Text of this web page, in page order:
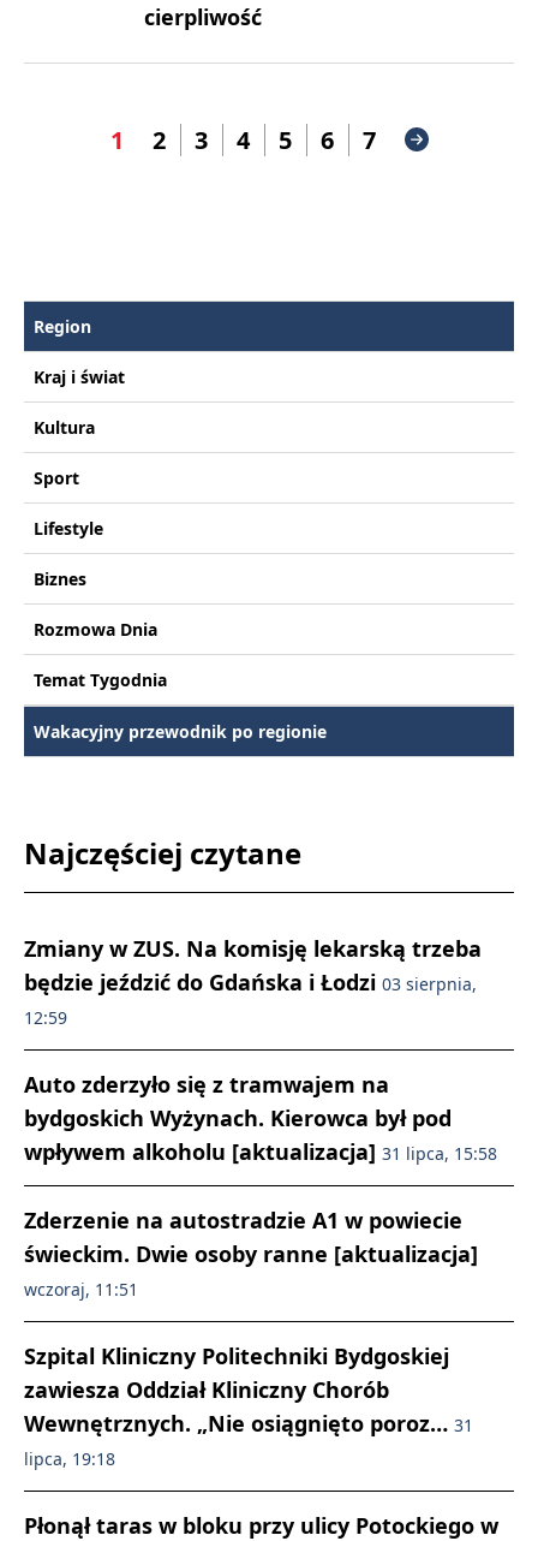
cierpliwość
1 2 3 4 5 6 7
Region
Kraj i świat
Kultura
Sport
Lifestyle
Biznes
Rozmowa Dnia
Temat Tygodnia
Wakacyjny przewodnik po regionie
Najczęściej czytane
Zmiany w ZUS. Na komisję lekarską trzeba
będzie jeździć do Gdańska i Łodzi 03 sierpnia,
12:59
Auto zderzyło się z tramwajem na
bydgoskich Wyżynach. Kierowca był pod
wpływem alkoholu [aktualizacja] 31 lipca, 15:58
Zderzenie na autostradzie A1 w powiecie
świeckim. Dwie osoby ranne [aktualizacja]
wczoraj, 11:51
Szpital Kliniczny Politechniki Bydgoskiej
zawiesza Oddział Kliniczny Chorób
Wewnętrznych. „Nie osiągnięto poroz… 31
lipca, 19:18
Płonął taras w bloku przy ulicy Potockiego w